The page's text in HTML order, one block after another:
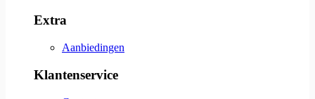
Extra
Aanbiedingen
Klantenservice